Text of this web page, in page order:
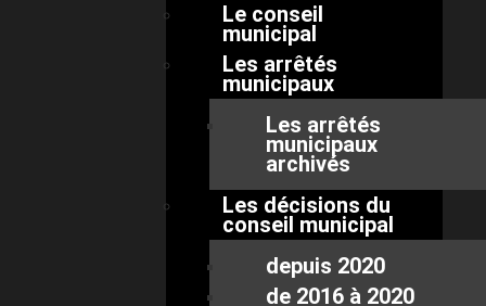
Le conseil
municipal
Les arrêtés
municipaux
Les arrêtés
municipaux
archivés
Les décisions du
conseil municipal
depuis 2020
de 2016 à 2020